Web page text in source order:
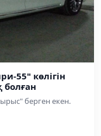
55" көлігін
болған
берген екен.